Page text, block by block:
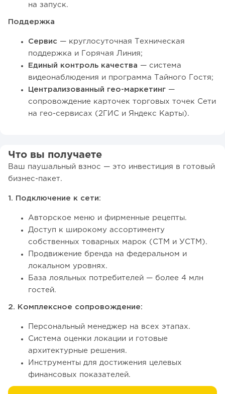
на запуск.
Поддержка
Сервис — круглосуточная Техническая
поддержка и Горячая Линия;
Единый контроль качества — система
видеонаблюдения и программа Тайного Гостя;
Централизованный гео-маркетинг —
сопровождение карточек торговых точек Сети
на гео-сервисах (2ГИС и Яндекс Карты).
Что вы получаете
Ваш паушальный взнос — это инвестиция в готовый
бизнес-пакет.
1. Подключение к сети:
Авторское меню и фирменные рецепты.
Доступ к широкому ассортименту
собственных товарных марок (СТМ и УСТМ).
Продвижение бренда на федеральном и
локальном уровнях.
База лояльных потребителей — более 4 млн
гостей.
2. Комплексное сопровождение:
Персональный менеджер на всех этапах.
Система оценки локации и готовые
архитектурные решения.
Инструменты для достижения целевых
финансовых показателей.